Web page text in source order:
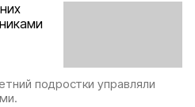
подростки управляли